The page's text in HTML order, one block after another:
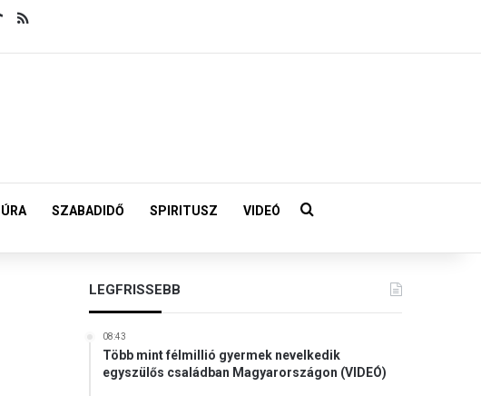
TikTok
SZABADIDŐ SPIRITUSZ VIDEÓ Keresés:
LEGFRISSEBB
08:43
Több mint félmillió gyermek nevelkedik
egyszülős családban Magyarországon (VIDEÓ)